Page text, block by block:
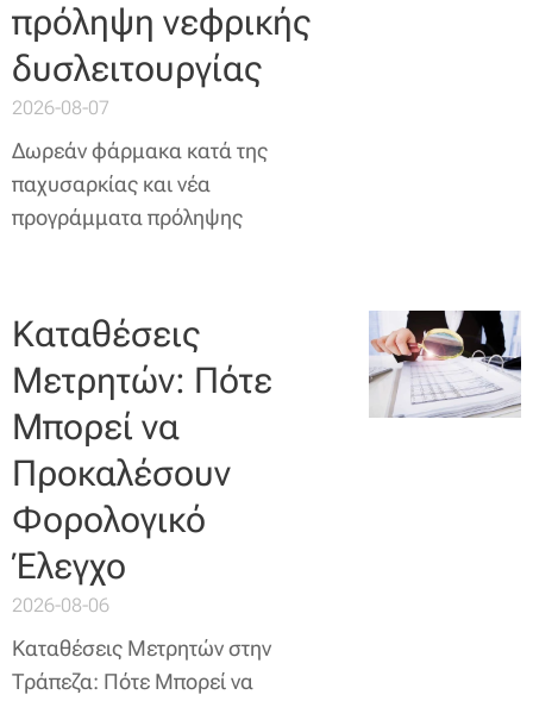
πρόληψη νεφρικής
δυσλειτουργίας
2026-08-07
Δωρεάν φάρμακα κατά της
παχυσαρκίας και νέα
προγράμματα πρόληψης
Καταθέσεις
Μετρητών: Πότε
Μπορεί να
Προκαλέσουν
Φορολογικό
Έλεγχο
2026-08-06
Καταθέσεις Μετρητών στην
Τράπεζα: Πότε Μπορεί να